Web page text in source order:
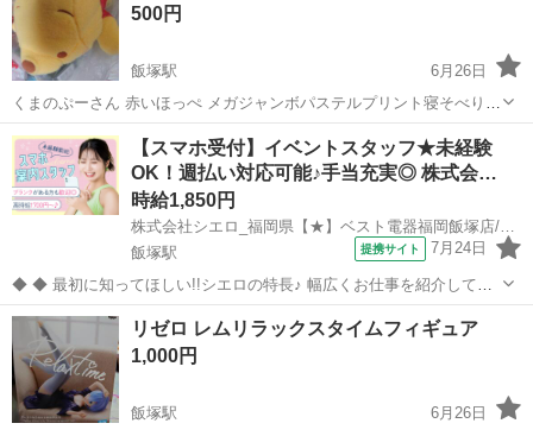
(*....
500円
飯塚駅
6月26日
くまのぷーさん 赤いほっぺ メガジャンボパステルプリント寝そべりぬ
いぐるみです。 袋保管しております(*.ˬ.)" 断捨離中の為出品させて頂
きました(*.ˬ.)"
福岡 飯塚市 おもちゃ プーさん
【スマホ受付】イベントスタッフ★未経験
OK！週払い対応可能♪手当充実◎ 株式会…
時給1,850円
株式会社シエロ_福岡県【★】ベスト電器福岡飯塚店/KB6
飯塚駅
提携サイト 7月24日
◆ ◆ 最初に知ってほしい!!シエロの特長♪ 幅広くお仕事を紹介してい
る当社！ 専任のコーディネーターがあなたの希望をしっかりお伺いし
て、お仕事探しに丁寧に向き合います！ ＼＼うれしい高収入×週払い♪
／／ 高収入でしっか...
福岡 飯塚市 飯塚駅 携帯ショップ
リゼロ レムリラックスタイムフィギュア
1,000円
飯塚駅
6月26日